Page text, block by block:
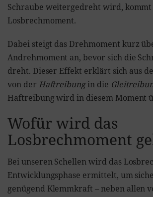
Schraube weitergedreht wird, kommt
Losbrechmoment.
Dabei steigt das Drehmoment kurz
Andrehmoment an, bevor sich die
dreht. Dieser Effekt erklärt sich aus
von der Haftreibungin die
Haftreibung wird in diesem Moment
Wofür wird das
Losbrechmoment
Bei unseren Schellen wird das
Entwicklungsphase ermittelt, um
genügend Klemmkraft – neben allen